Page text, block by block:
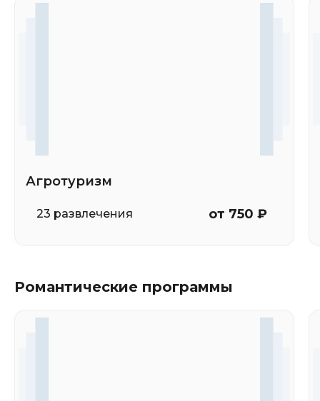
Агротуризм
23 развлечения от 750 ₽
Романтические программы